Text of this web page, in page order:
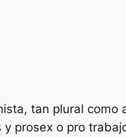
tan plural como
prosex o pro